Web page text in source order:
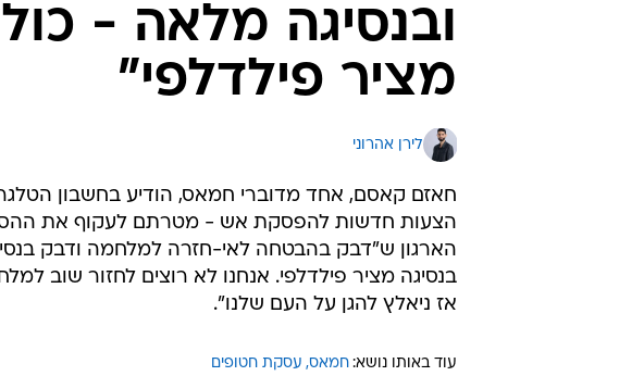
ובנסיגה מלאה -
מציר פילדלפי"
לירן אהרוני
חאזם קאסם, אחד מדוברי חמאס, הודיע בחשבון
הצעות חדשות להפסקת אש - מטרתם לעקוף את
הארגון ש"דבק בהבטחה לאי-חזרה למלחמה ודבק
בנסיגה מציר פילדלפי. אנחנו לא רוצים לחזור שוב
אז ניאלץ להגן על העם שלנו".
עוד באותו נושא: חמאס עסקת חטופים